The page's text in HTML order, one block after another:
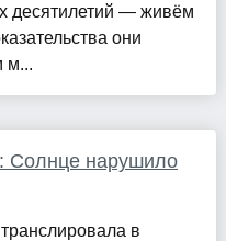
десятилетий — живём
они
м...
Солнце нарушило
в